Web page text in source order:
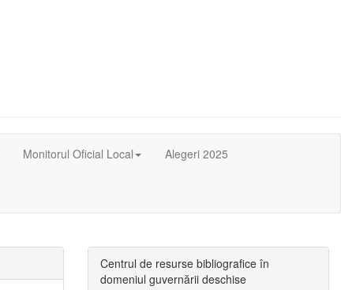
Monitorul Oficial Local Alegeri 2025
Centrul de resurse bibliografice în
domeniul guvernării deschise